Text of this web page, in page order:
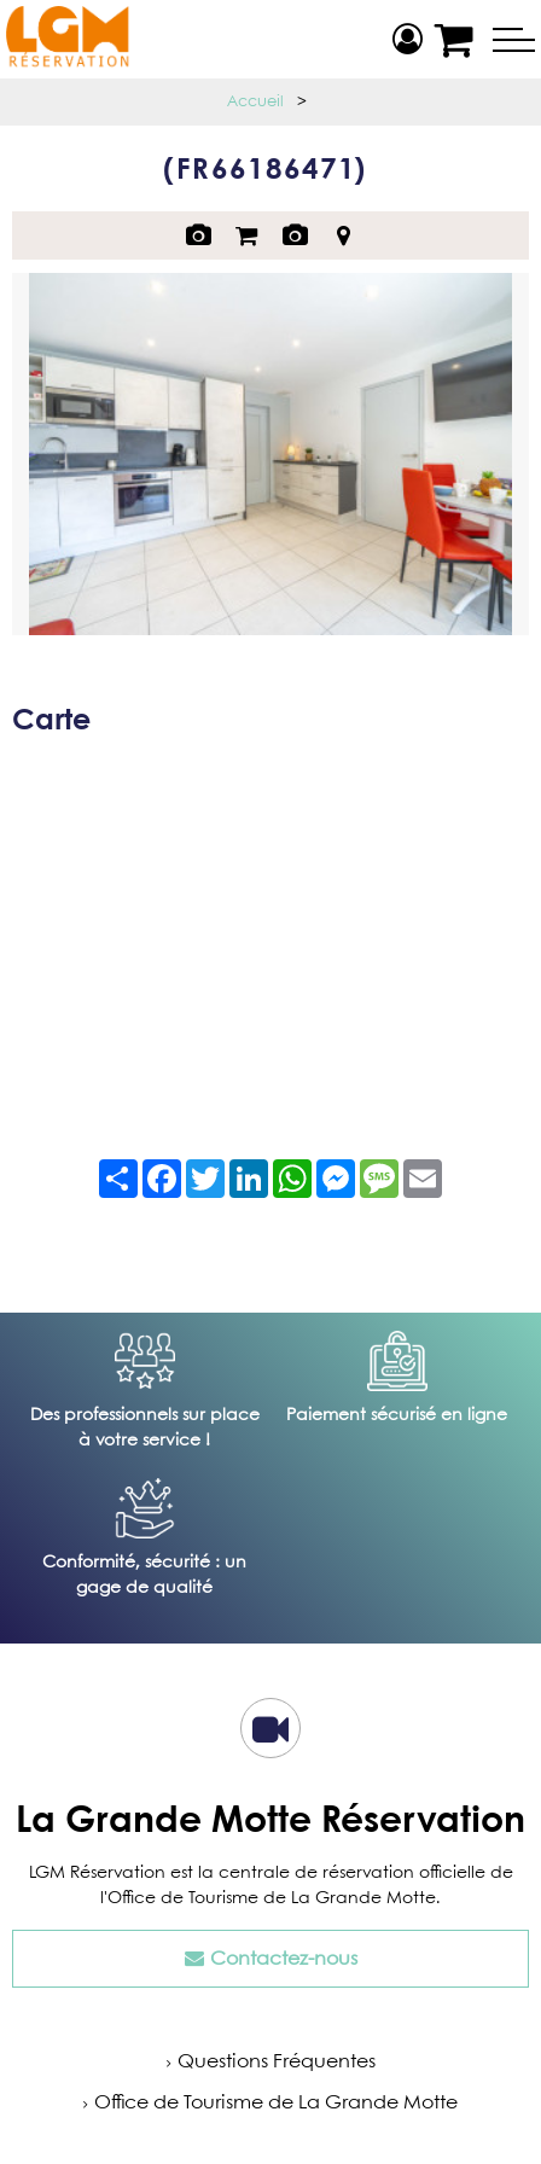
Accueil >
( FR66186471 )
Carte
Partager FacebookTwitter LinkedIn WhatsAppMessengerMessage
Des professionnels sur place
à votre service !
Paiement sécurisé en ligne
Conformité, sécurité : un
gage de qualité
La Grande Motte Réservation
LGM Réservation est la centrale de réservation officielle de
l'Office de Tourisme de La Grande Motte.
Contactez-nous
Questions Fréquentes
Office de Tourisme de La Grande Motte